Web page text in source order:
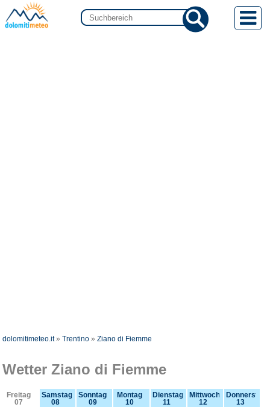
dolomitimeteo.it»Trentino »Ziano di Fiemme
Wetter Ziano di Fiemme
Freitag
07
Samstag
08
Sonntag
09
Montag
10
Dienstag
11
Mittwoch
12
Donnerstag
13